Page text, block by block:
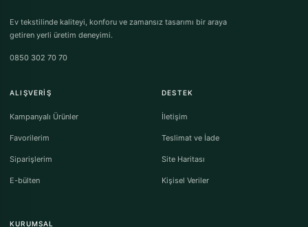
Ev tekstilinde kaliteyi, konforu ve zamansız tasarımı bir araya
getiren yerli üretim deneyimi.
0850 302 70 70
ALIŞVERIŞ
Kampanyalı Ürünler
Favorilerim
Siparişlerim
E-bülten
DESTEK
İletişim
Teslimat ve İade
Site Haritası
Kişisel Veriler
KURUMSAL